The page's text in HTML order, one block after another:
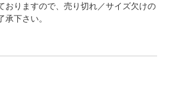
おりますので、売り切れ／サイズ欠けの
下さい。